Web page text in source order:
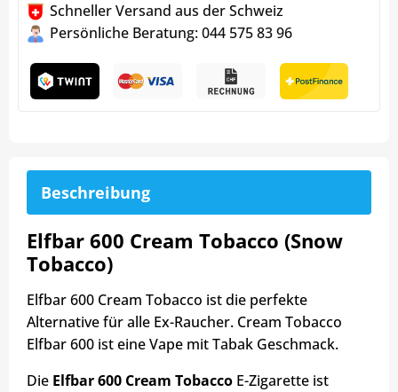
Schneller Versand aus der Schweiz
Persönliche Beratung: 044 575 83 96
Beschreibung
Elfbar 600 Cream Tobacco (Snow
Tobacco)
Elfbar 600 Cream Tobacco ist die perfekte
Alternative für alle Ex-Raucher. Cream Tobacco
Elfbar 600 ist eine Vape mit Tabak Geschmack.
Die Elfbar 600 Cream Tobacco E-Zigarette ist